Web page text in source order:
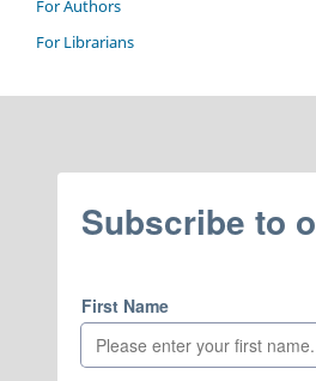
For Authors
For Librarians